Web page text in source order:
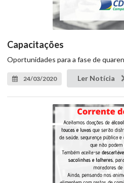
Capacitações
Oportunidades para a fase de
24/03/2020 Ler Notícia